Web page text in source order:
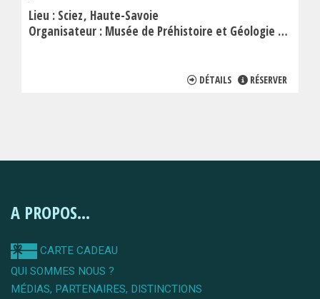
Lieu : Sciez Haute-Savoie
Organisateur : Musée de Préhistoire et Géologie de Sciez
DÉTAILS RÉSERVER
A PROPOS...
CARTE CADEAU
QUI SOMMES NOUS ?
MÉDIAS, PARTENAIRES, DISTINCTIONS